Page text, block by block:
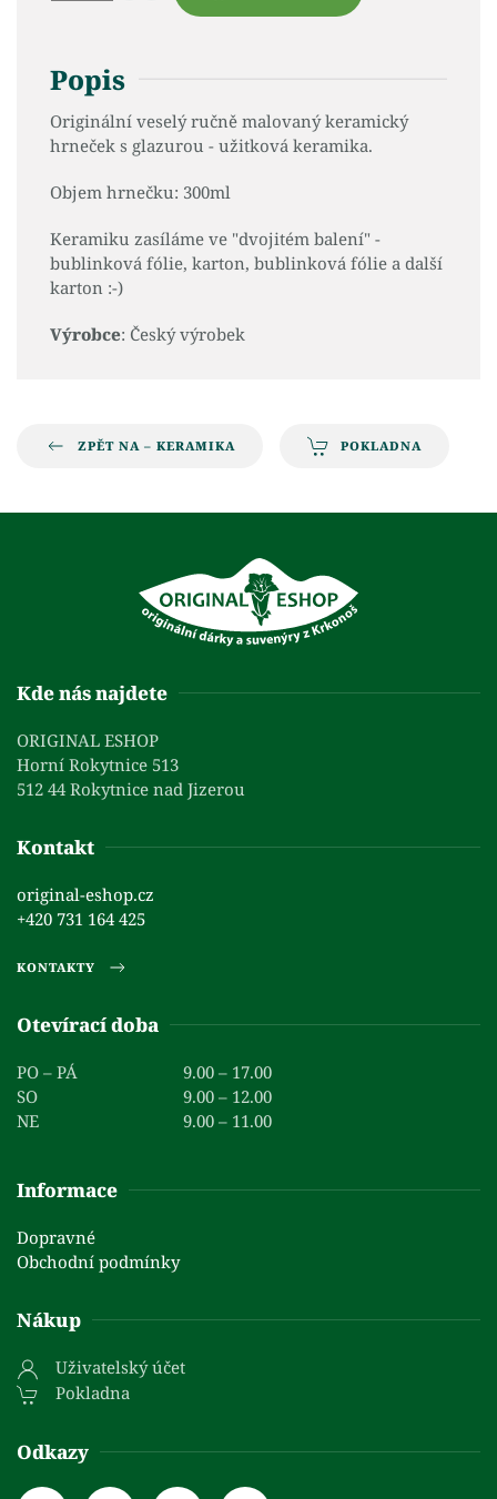
Popis
Originální veselý ručně malovaný keramický
hrneček s glazurou - užitková keramika.
Objem hrnečku: 300ml
Keramiku zasíláme ve "dvojitém balení" -
bublinková fólie, karton, bublinková fólie a další
karton :-)
Výrobce: Český výrobek
ZPĚT NA – KERAMIKA POKLADNA
Kde nás najdete
ORIGINAL ESHOP
Horní Rokytnice 513
512 44 Rokytnice nad Jizerou
Kontakt
original-eshop.cz
+420 731 164 425
KONTAKTY
Otevírací doba
PO – PÁ
9.00 – 17.00
SO
9.00 – 12.00
NE
9.00 – 11.00
Informace
Dopravné
Obchodní podmínky
Nákup
Uživatelský účet
Pokladna
Odkazy